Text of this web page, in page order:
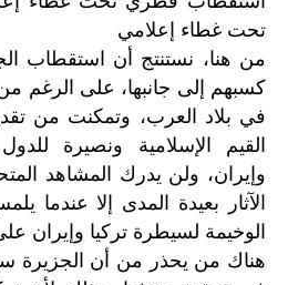
تحت غطاء إعلامي
من هنا، نستنتج أن استقطاب
كسبهم إلى جانبها، على الرغم
في بلاد العرب، وتمكنت من
القيم الإسلامية ونصيرة
وإيران، ولن يدرك المشاهد
الآثار بعيدة المدى إلا عندما
الوخيمة لسيطرة تركيا وإيران
هناك من يحذر من أن الجزيرة